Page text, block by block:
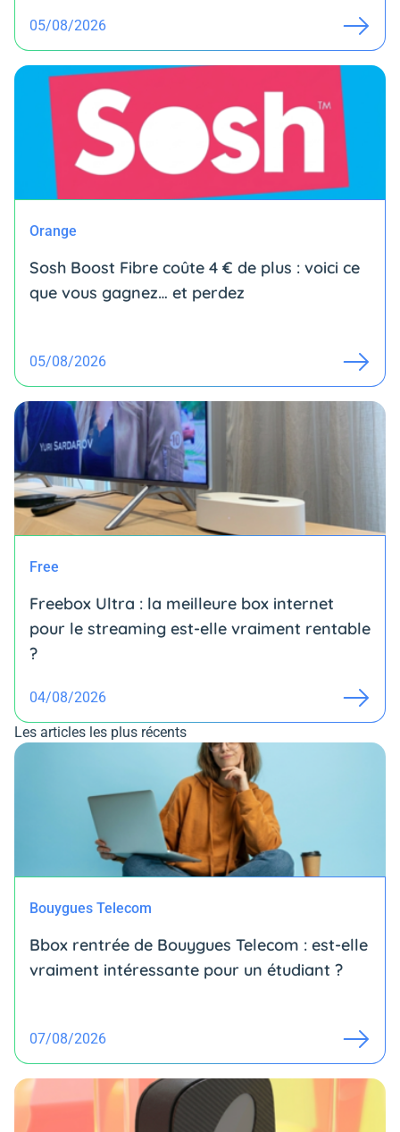
05/08/2026
Orange
Sosh Boost Fibre coûte 4 € de plus : voici ce
que vous gagnez… et perdez
05/08/2026
Free
Freebox Ultra : la meilleure box internet
pour le streaming est-elle vraiment rentable
?
04/08/2026
Les articles les plus récents
Bouygues Telecom
Bbox rentrée de Bouygues Telecom : est-elle
vraiment intéressante pour un étudiant ?
07/08/2026